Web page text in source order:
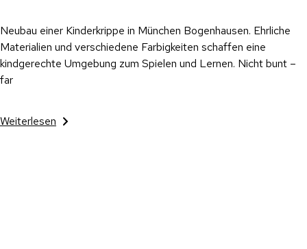
Neubau einer Kinderkrippe in München Bogenhausen. Ehrliche
Materialien und verschiedene Farbigkeiten schaffen eine
kindgerechte Umgebung zum Spielen und Lernen. Nicht bunt –
far
Weiterlesen